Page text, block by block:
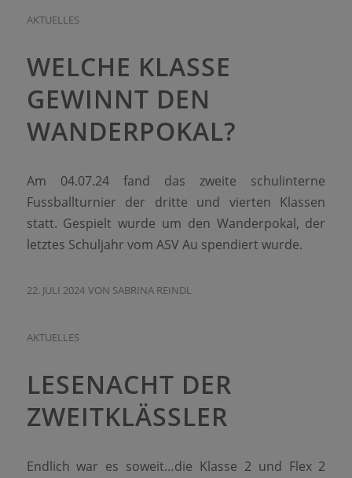
AKTUELLES
WELCHE KLASSE
GEWINNT DEN
WANDERPOKAL?
Am 04.07.24 fand das zweite schulinterne
Fussballturnier der dritte und vierten Klassen
statt. Gespielt wurde um den Wanderpokal, der
letztes Schuljahr vom ASV Au spendiert wurde.
22. JULI 2024 VON SABRINA REINDL
AKTUELLES
LESENACHT DER
ZWEITKLÄSSLER
Endlich war es soweit…die Klasse 2 und Flex 2